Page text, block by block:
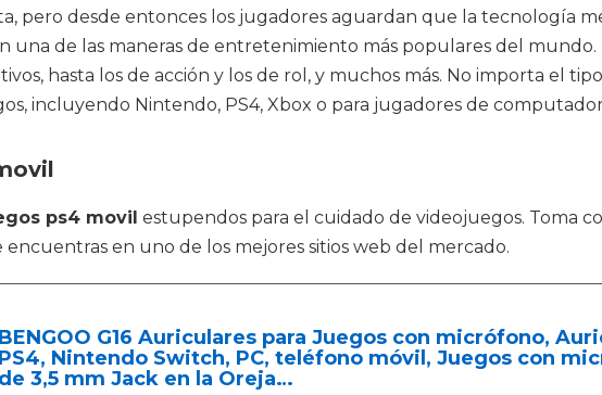
pero desde entonces los jugadores aguardan que la tecnología
una de las maneras de entretenimiento más populares del
hasta los de acción y los de rol, y muchos más. No importa el
incluyendo Nintendo, PS4, Xbox o para jugadores de
ps4 movil estupendos para el cuidado de videojuegos. Toma
en uno de los mejores sitios web del mercado.
BENGOO G16 Auriculares para Juegos con micrófono,
PS4, Nintendo Switch, PC, teléfono móvil, Juegos con
de 3,5 mm Jack en la Oreja…